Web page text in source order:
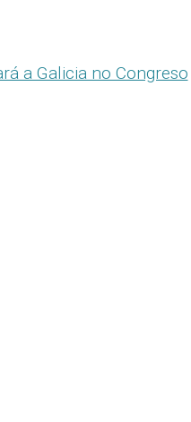
a Galicia no Congreso